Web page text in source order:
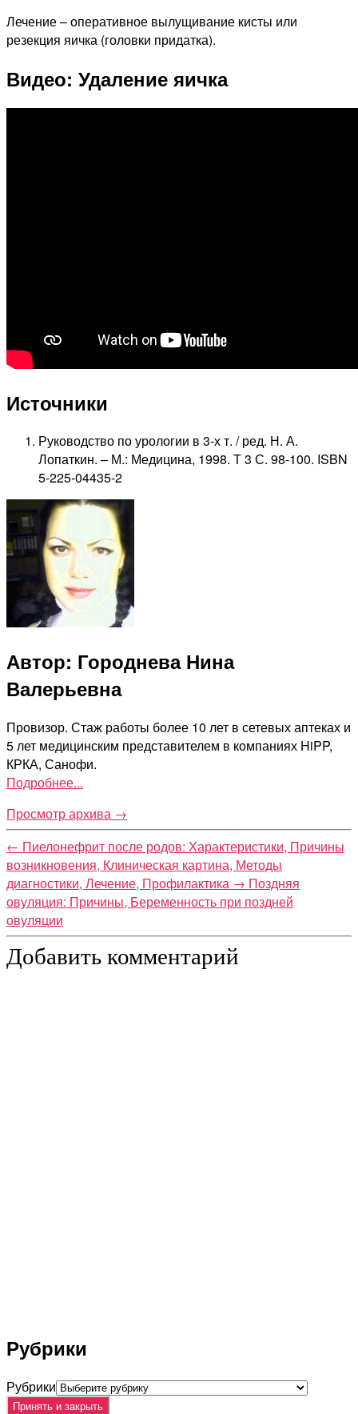
Лечение – оперативное вылущивание кисты или
резекция яичка (головки придатка).
Видео: Удаление яичка
Источники
Руководство по урологии в 3-х т. / ред. Н. А.
Лопаткин. – М.: Медицина, 1998. Т 3 С. 98-100. ISBN
5-225-04435-2
Автор: Городнева Нина
Валерьевна
Провизор. Стаж работы более 10 лет в сетевых аптеках и
5 лет медицинским представителем в компаниях HiPP,
КРКА, Санофи.
Подробнее...
Просмотр архива →
← Пиелонефрит после родов: Характеристики, Причины
возникновения, Клиническая картина, Методы
диагностики, Лечение, Профилактика → Поздняя
овуляция: Причины, Беременность при поздней
овуляции
Добавить комментарий
Рубрики
Рубрики